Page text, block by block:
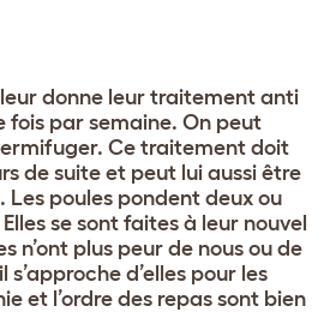
donne leur traitement anti
fois par semaine. On peut
Ce traitement doit
de suite et peut lui aussi être
Les poules pondent deux ou
se sont faites à leur nouvel
n’ont plus peur de nous ou de
d’elles pour les
et l’ordre des repas sont bien